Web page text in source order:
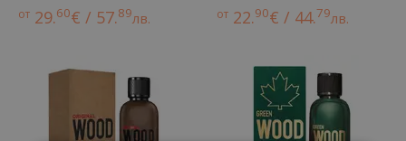
от 29.60€ / 57.89лв. от 22.90€ / 44.79лв.